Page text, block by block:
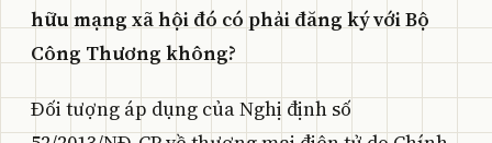
hữu mạng xã hội đó có phải đăng ký với Bộ
Công Thương không?
Đối tượng áp dụng của Nghị định số